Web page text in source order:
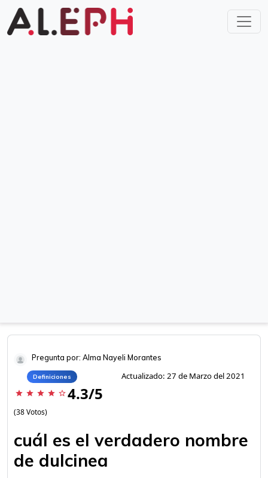
Pregunta por: Alma Nayeli Morantes
Definiciones Actualizado: 27 de Marzo del 2021
star star star star star_border 4.3/5
(38 Votos)
cuál es el verdadero nombre
de dulcinea